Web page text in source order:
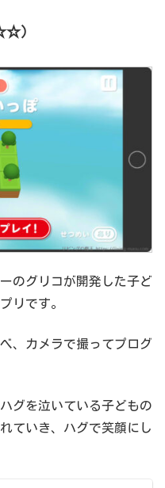
）
のグリコが開発した子ど
リです。
、カメラで撮ってプログ
グを泣いている子どもの
ていき、ハグで笑顔にし